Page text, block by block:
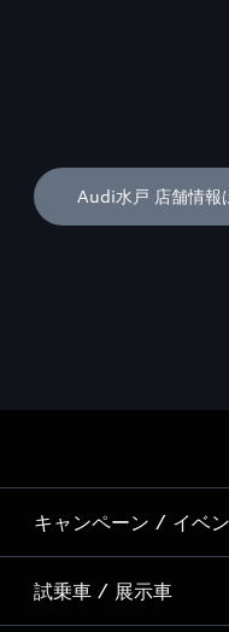
Audi水戸 店舗情報
キャンペーン / イベ
全国統一イベント
試乗車 / 展示車